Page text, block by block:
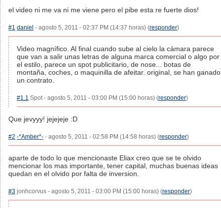
el video ni me va ni me viene pero el pibe esta re fuerte dios!
#1 daniel - agosto 5, 2011 - 02:37 PM (14:37 horas) (responder)
Video magnífico. Al final cuando sube al cielo la cámara parece
que van a salir unas letras de alguna marca comercial o algo por
el estilo, parece un spot publicitario, de nose... botas de
montaña, coches, o maquinilla de afeitar. original, se han ganado
un contrato.
#1.1 Spot - agosto 5, 2011 - 03:00 PM (15:00 horas) (responder)
Que jevyyy! jejejeje :D
#2 -*Amber*- - agosto 5, 2011 - 02:58 PM (14:58 horas) (responder)
aparte de todo lo que mencionaste Eliax creo que se te olvido
mencionar los mas importante, tener capital, muchas buenas ideas
quedan en el olvido por falta de inversion.
#3 jonhcorvus - agosto 5, 2011 - 03:00 PM (15:00 horas) (responder)